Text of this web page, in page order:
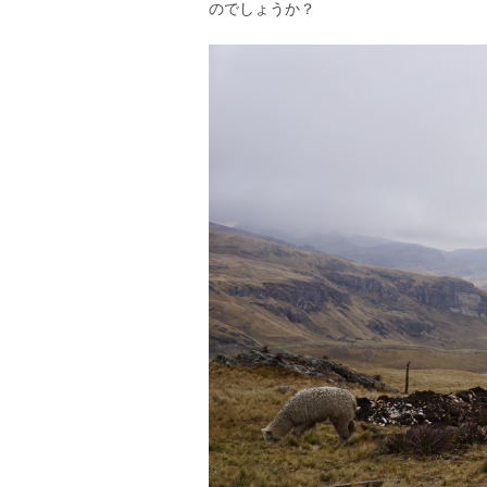
のでしょうか？